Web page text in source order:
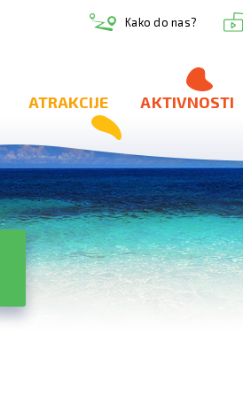
Kako do nas?
ATRAKCIJE AKTIVNOSTI